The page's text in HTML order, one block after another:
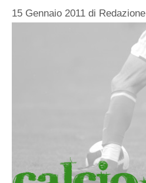
15 Gennaio 2011 di Redazione